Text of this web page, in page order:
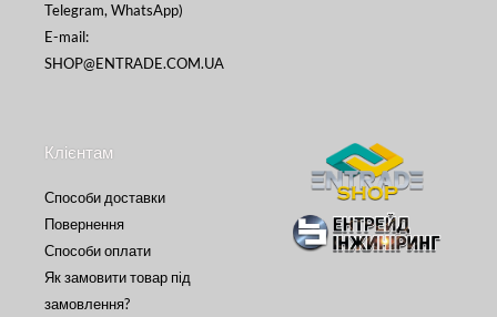
Telegram, WhatsApp)
E-mail:
SHOP@ENTRADE.COM.UA
Клієнтам
Способи доставки
Повернення
Способи оплати
Як замовити товар під
замовлення?